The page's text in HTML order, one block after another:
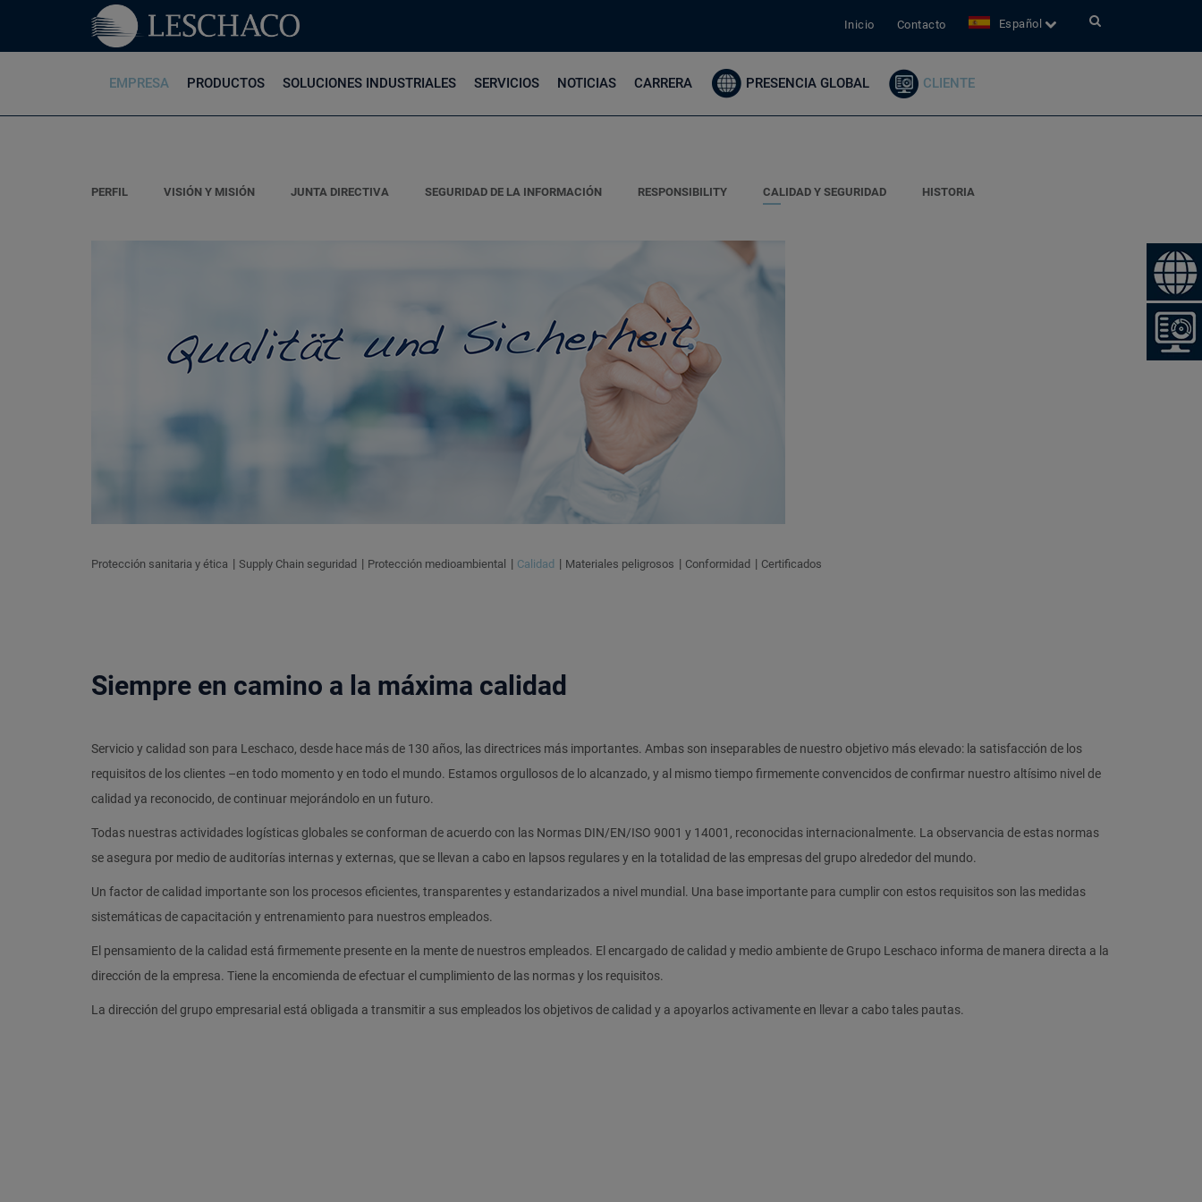
Inicio Contacto Español
EMPRESA PRODUCTOS SOLUCIONES INDUSTRIALES SERVICIOS NOTICIAS CARRERA PRESENCIA GLOBAL CLIENTE
PERFIL VISIÓN Y MISIÓN JUNTA DIRECTIVA SEGURIDAD DE LA INFORMACIÓN RESPONSIBILITY CALIDAD Y SEGURIDAD HISTORIA
Protección sanitaria y ética Supply Chain seguridad Protección medioambiental Calidad Materiales peligrosos Conformidad Certificados
Siempre en camino a la máxima calidad
Servicio y calidad son para Leschaco, desde hace más de 130 años, las directrices más importantes. Ambas son inseparables de nuestro objetivo más elevado: la satisfacción de los
requisitos de los clientes –en todo momento y en todo el mundo. Estamos orgullosos de lo alcanzado, y al mismo tiempo firmemente convencidos de confirmar nuestro altísimo nivel de
calidad ya reconocido, de continuar mejorándolo en un futuro.
Todas nuestras actividades logísticas globales se conforman de acuerdo con las Normas DIN/EN/ISO 9001 y 14001, reconocidas internacionalmente. La observancia de estas normas
se asegura por medio de auditorías internas y externas, que se llevan a cabo en lapsos regulares y en la totalidad de las empresas del grupo alrededor del mundo.
Un factor de calidad importante son los procesos eficientes, transparentes y estandarizados a nivel mundial. Una base importante para cumplir con estos requisitos son las medidas
sistemáticas de capacitación y entrenamiento para nuestros empleados.
El pensamiento de la calidad está firmemente presente en la mente de nuestros empleados. El encargado de calidad y medio ambiente de Grupo Leschaco informa de manera directa a la
dirección de la empresa. Tiene la encomienda de efectuar el cumplimiento de las normas y los requisitos.
La dirección del grupo empresarial está obligada a transmitir a sus empleados los objetivos de calidad y a apoyarlos activamente en llevar a cabo tales pautas.